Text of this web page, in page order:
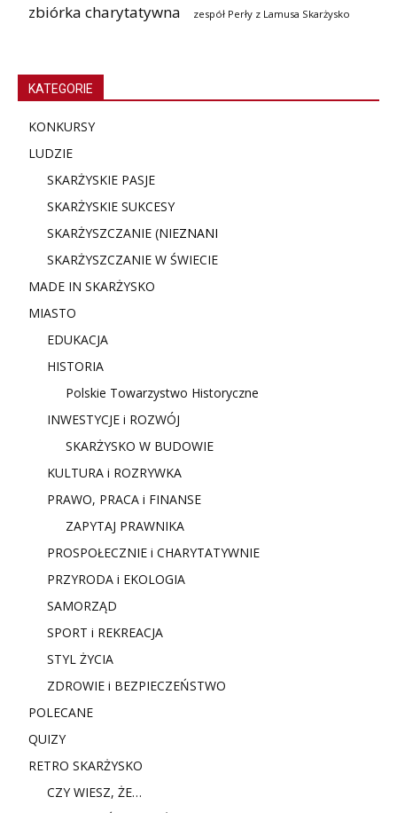
zbiórka charytatywna zespół Perły z Lamusa Skarżysko
KATEGORIE
KONKURSY
LUDZIE
SKARŻYSKIE PASJE
SKARŻYSKIE SUKCESY
SKARŻYSZCZANIE (NIEZNANI
SKARŻYSZCZANIE W ŚWIECIE
MADE IN SKARŻYSKO
MIASTO
EDUKACJA
HISTORIA
Polskie Towarzystwo Historyczne
INWESTYCJE i ROZWÓJ
SKARŻYSKO W BUDOWIE
KULTURA i ROZRYWKA
PRAWO, PRACA i FINANSE
ZAPYTAJ PRAWNIKA
PROSPOŁECZNIE i CHARYTATYWNIE
PRZYRODA i EKOLOGIA
SAMORZĄD
SPORT i REKREACJA
STYL ŻYCIA
ZDROWIE i BEZPIECZEŃSTWO
POLECANE
QUIZY
RETRO SKARŻYSKO
CZY WIESZ, ŻE…